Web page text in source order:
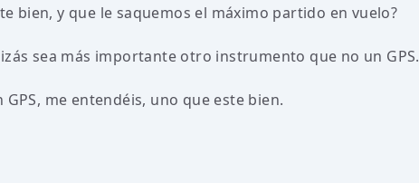
bien, y que le saquemos el máximo partido en vuelo?
sea más importante otro instrumento que no un GPS.
me entendéis, uno que este bien.